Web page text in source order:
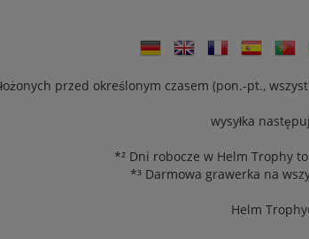
przed określonym czasem (pon.-pt.,
wysyłka
*² Dni robocze w Helm Trophy
*³ Darmowa grawerka na
Helm